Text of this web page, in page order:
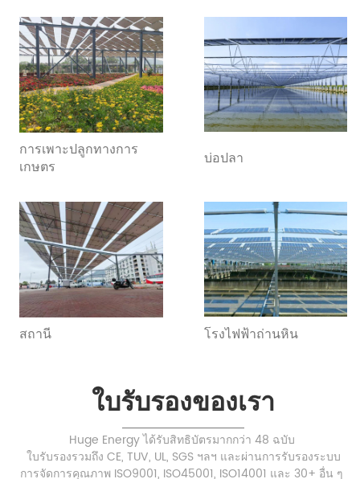
การเพาะปลูกทางการ
เกษตร
บ่อปลา
สถานี โรงไฟฟ้าถ่านหิน
ใบรับรองของเรา
Huge Energy ได้รับสิทธิบัตรมากกว่า 48 ฉบับ
ใบรับรองรวมถึง CE, TUV, UL, SGS ฯลฯ และผ่านการรับรองระบบ
การจัดการคุณภาพ ISO9001, ISO45001, ISO14001 และ 30+ อื่น ๆ